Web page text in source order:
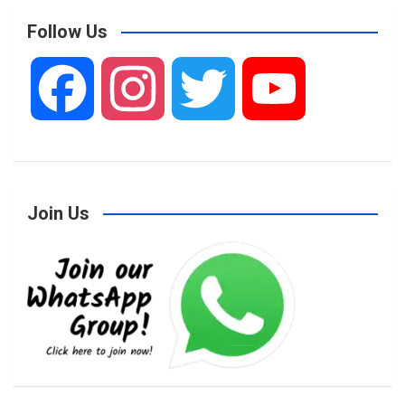
Follow Us
e
b
s i u
Join Us